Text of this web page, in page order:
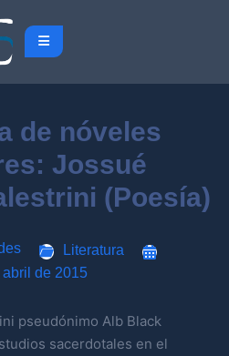
de nóveles
Jossué
(Poesía)
Literatura
abril de 2015
pseudónimo Alb Black
sacerdotales en el